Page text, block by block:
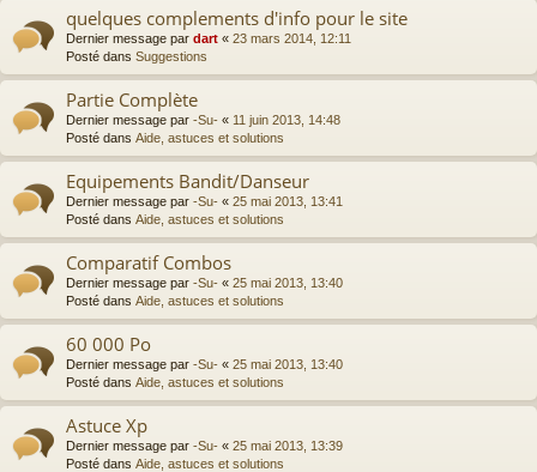
quelques complements d'info pour le site
Dernier message par dart « 23 mars 2014, 12:11
Posté dans Suggestions
Partie Complète
Dernier message par -Su- « 11 juin 2013, 14:48
Posté dans Aide, astuces et solutions
Equipements Bandit/Danseur
Dernier message par -Su- « 25 mai 2013, 13:41
Posté dans Aide, astuces et solutions
Comparatif Combos
Dernier message par -Su- « 25 mai 2013, 13:40
Posté dans Aide, astuces et solutions
60 000 Po
Dernier message par -Su- « 25 mai 2013, 13:40
Posté dans Aide, astuces et solutions
Astuce Xp
Dernier message par -Su- « 25 mai 2013, 13:39
Posté dans Aide, astuces et solutions